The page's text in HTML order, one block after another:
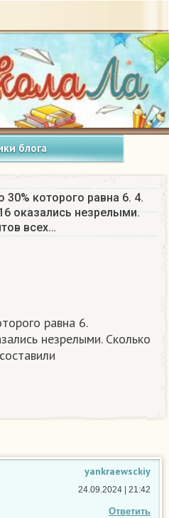
блога
30% которого равна 6. 4.
оказались незрелыми.
всех…
равна 6.
незрелыми. Сколько
yankraewsckiy
Ответить
24.09.2024 | 21:42